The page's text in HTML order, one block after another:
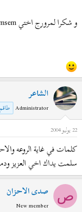
و شكرا لمرورج اختي semsem
الشاعر
Administrator
22 يوليو 2004
كلمات في غاية الروعه
سلمت يداك اخي العزيز
ص صدى الاحزان
New member